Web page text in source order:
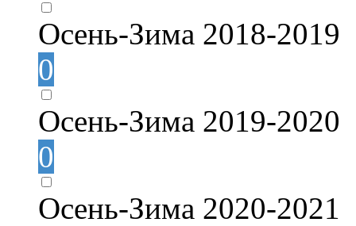
Осень-Зима 2018-2019
0
Осень-Зима 2019-2020
0
Осень-Зима 2020-2021